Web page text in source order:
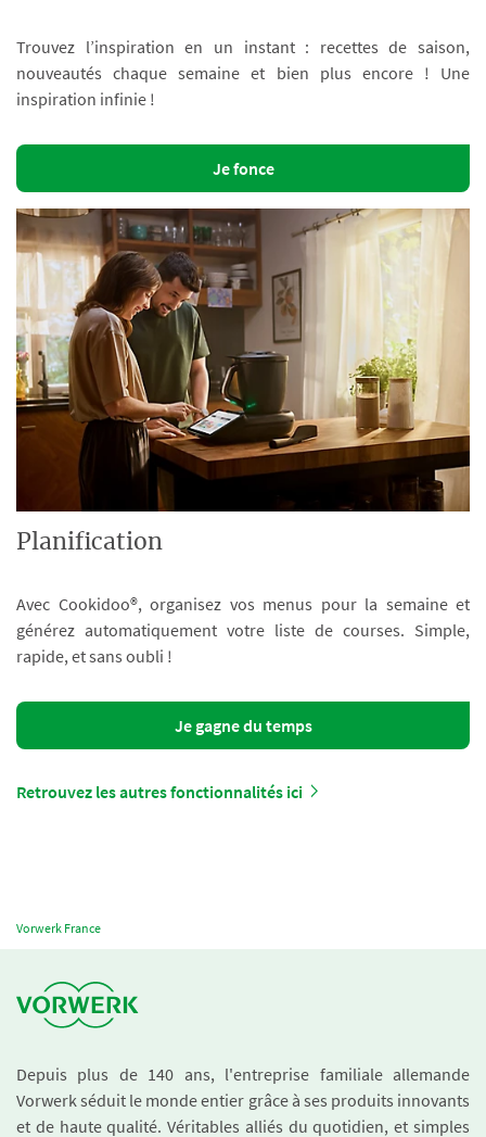
Trouvez l’inspiration en un instant : recettes de saison,
nouveautés chaque semaine et bien plus encore ! Une
inspiration infinie !
Je fonce
Planification
Avec Cookidoo®, organisez vos menus pour la semaine et
générez automatiquement votre liste de courses. Simple,
rapide, et sans oubli !
Je gagne du temps
Retrouvez les autres fonctionnalités ici
Vorwerk France
Depuis plus de 140 ans, l'entreprise familiale allemande
Vorwerk séduit le monde entier grâce à ses produits innovants
et de haute qualité. Véritables alliés du quotidien, et simples